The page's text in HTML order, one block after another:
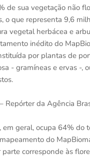
de sua vegetação não
o que representa 9,6
vegetal herbácea e
inédito do
por plantas de
- gramíneas e ervas -,
Repórter da Agência
geral, ocupa 64% do
do
parte corresponde às